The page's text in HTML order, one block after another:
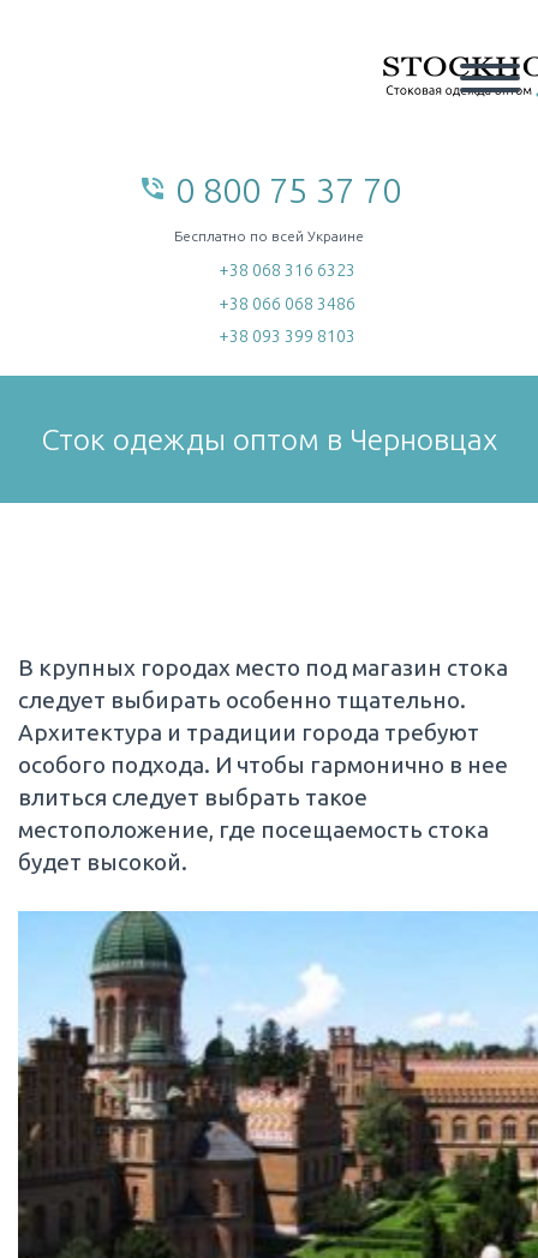
phone_in_talk 0 800 75 37 70
Бесплатно по всей Украине
+38 068 316 6323
+38 066 068 3486
+38 093 399 8103
Сток одежды оптом в Черновцах
В крупных городах место под магазин стока
следует выбирать особенно тщательно.
Архитектура и традиции города требуют
особого подхода. И чтобы гармонично в нее
влиться следует выбрать такое
местоположение, где посещаемость стока
будет высокой.